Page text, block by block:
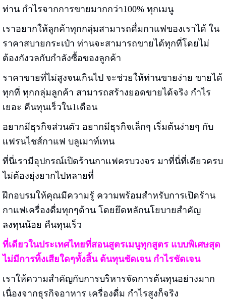
ท่าน กำไรจากการขายมากกว่า100% ทุกเมนู
เราอยากให้ลูกค้าทุกกลุ่มสามารถดื่มกาแฟของเราได้ ใน
ราคาสบายกระเป๋า ท่านจะสามารถขายได้ทุกที่โดยไม่
ต้องกังวลกับกำลังซื้อของลูกค้า
ราคาขายที่ไม่สูงจนเกินไป จะช่วยให้ท่านขายง่าย ขายได้
ทุกที่ ทุกกลุ่มลูกค้า สามารถสร้างยอดขายได้จริง กำไร
เยอะ คืนทุนเร็วใน1เดือน
อยากมีธุรกิจส่วนตัว อยากมีธุรกิจเล็กๆ เริ่มต้นง่ายๆ กับ
แฟรนไชส์กาแฟ บลูเมาท์เทน
ที่นี่เรามีอุปกรณ์เปิดร้านกาแฟครบวงจร มาที่นี่ที่เดียวครบ
ไม่ต้องยุ่งยากไปหลายที่
ฝึกอบรมให้คุณมีความรู้ ความพร้อมสำหรับการเปิดร้าน
กาแฟเครื่องดื่มทุกๆด้าน โดยยึดหลักนโยบายสำคัญ
ลงทุนน้อย คืนทุนเร็ว
ที่เดียวในประเทศไทยที่สอนสูตรเมนูทุกสูตร แบบพิเศษสุด
ไม่มีการทิ้งเสียใดๆทั้งสิ้น ต้นทุนชัดเจน กำไรชัดเจน
เราให้ความสำคัญกับการบริหารจัดการต้นทุนอย่างมาก
เนื่องจากธุรกิจอาหาร เครื่องดื่ม กำไรสูงก็จริง